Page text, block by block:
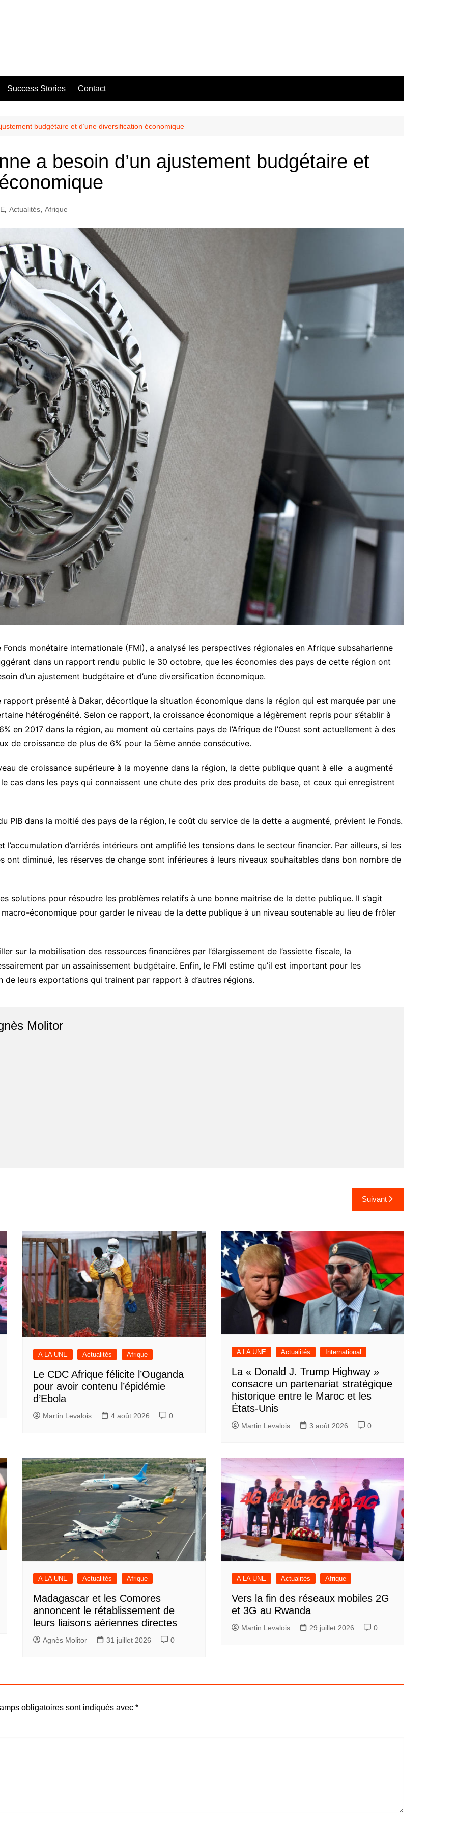
Success Stories Contact
budgétaire et d’une diversification économique
a besoin d’un ajustement budgétaire et
Actualités Afrique
Fonds monétaire internationale (FMI), a analysé les perspectives régionales en Afrique subsaharienne
dans un rapport rendu public le 30 octobre, que les économies des pays de cette région ont
d’un ajustement budgétaire et d’une diversification économique.
rapport présenté à Dakar, décortique la situation économique dans la région qui est marquée par une
hétérogénéité. Selon ce rapport, la croissance économique a légèrement repris pour s’établir à
en 2017 dans la région, au moment où certains pays de l’Afrique de l’Ouest sont actuellement à des
de croissance de plus de 6% pour la 5ème année consécutive.
de croissance supérieure à la moyenne dans la région, la dette publique quant à elle a augmenté
cas dans les pays qui connaissent une chute des prix des produits de base, et ceux qui enregistrent
PIB dans la moitié des pays de la région, le coût du service de la dette a augmenté, prévient le Fonds.
l’accumulation d’arriérés intérieurs ont amplifié les tensions dans le secteur financier. Par ailleurs, si les
diminué, les réserves de change sont inférieures à leurs niveaux souhaitables dans bon nombre de
solutions pour résoudre les problèmes relatifs à une bonne maitrise de la dette publique. Il s’agit
économique pour garder le niveau de la dette publique à un niveau soutenable au lieu de frôler
sur la mobilisation des ressources financières par l’élargissement de l’assiette fiscale, la
par un assainissement budgétaire. Enfin, le FMI estime qu’il est important pour les
leurs exportations qui trainent par rapport à d’autres régions.
Molitor
Suivant
A LA UNE Actualités Afrique
Le CDC Afrique félicite l’Ouganda
pour avoir contenu l’épidémie
d’Ebola
Martin Levalois 4 août 2026 0
A LA UNE Actualités International
La « Donald J. Trump Highway »
consacre un partenariat stratégique
historique entre le Maroc et les
États-Unis
Martin Levalois 3 août 2026 0
A LA UNE Actualités Afrique
Madagascar et les Comores
annoncent le rétablissement de
leurs liaisons aériennes directes
Agnès Molitor 31 juillet 2026 0
A LA UNE Actualités Afrique
Vers la fin des réseaux mobiles 2G
et 3G au Rwanda
Martin Levalois 29 juillet 2026 0
obligatoires sont indiqués avec *